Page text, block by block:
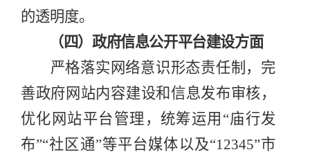
的透明度。
（四）政府信息公开平台建设方面
严格落实网络意识形态责任制， 完
善政府网站内容建设和信息发布审核，
优化网站平台管理，统筹运用 “庙行发
布”“社区通”等平台媒体以及“12345”市